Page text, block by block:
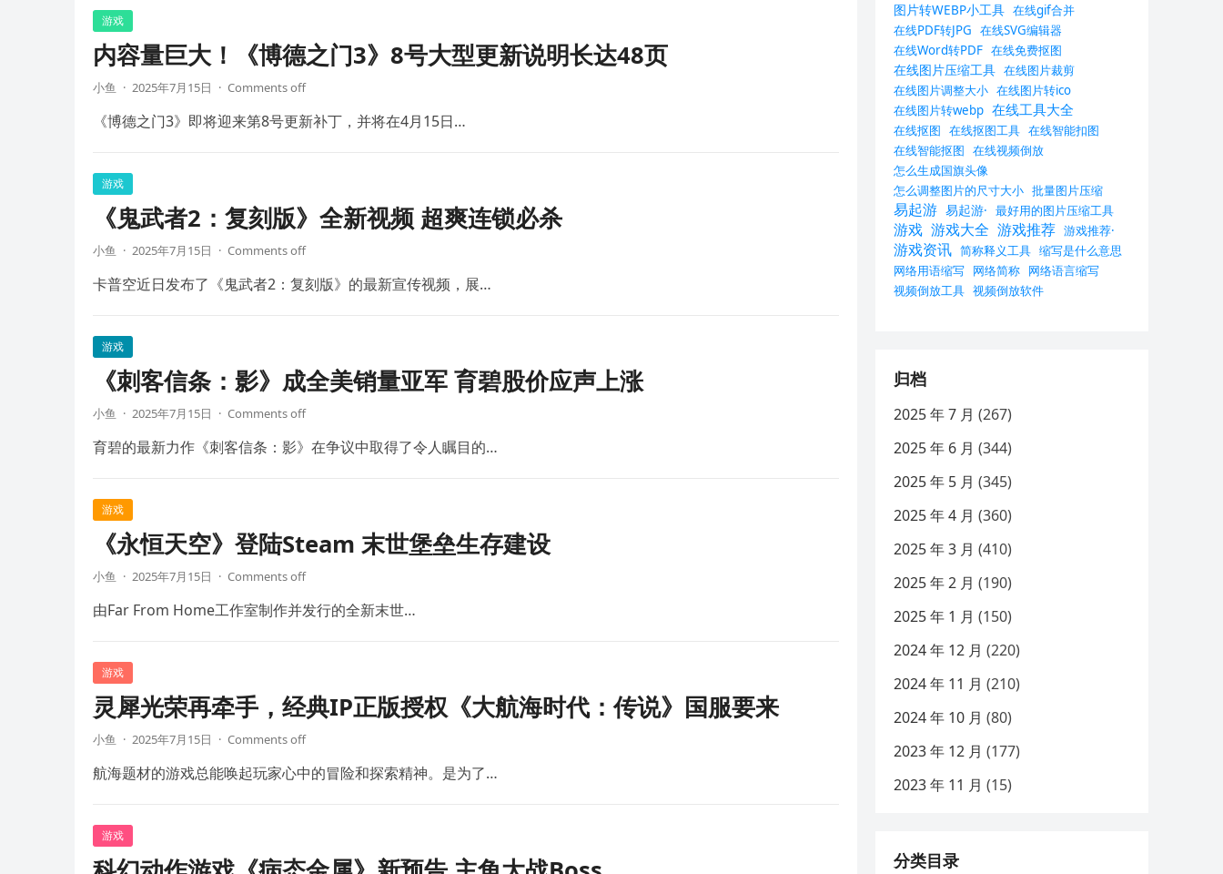
游戏
内容量巨大！《博德之门3》8号大型更新说明长达48页
小鱼 · 2025年7月15日 · Comments off
《博德之门3》即将迎来第8号更新补丁，并将在4月15日…
游戏
《鬼武者2：复刻版》全新视频 超爽连锁必杀
小鱼 · 2025年7月15日 · Comments off
卡普空近日发布了《鬼武者2：复刻版》的最新宣传视频，展…
游戏
《刺客信条：影》成全美销量亚军 育碧股价应声上涨
小鱼 · 2025年7月15日 · Comments off
育碧的最新力作《刺客信条：影》在争议中取得了令人瞩目的…
游戏
《永恒天空》登陆Steam 末世堡垒生存建设
小鱼 · 2025年7月15日 · Comments off
由Far From Home工作室制作并发行的全新末世…
游戏
灵犀光荣再牵手，经典IP正版授权《大航海时代：传说》国服要来
小鱼 · 2025年7月15日 · Comments off
航海题材的游戏总能唤起玩家心中的冒险和探索精神。是为了…
游戏
图片转WEBP小工具 在线gif合并
在线PDF转JPG 在线SVG编辑器
在线Word转PDF 在线免费抠图
在线图片压缩工具 在线图片裁剪
在线图片调整大小 在线图片转ico
在线图片转webp 在线工具大全
在线抠图 在线抠图工具 在线智能扣图
在线智能抠图 在线视频倒放
怎么生成国旗头像
怎么调整图片的尺寸大小 批量图片压缩
易起游 易起游· 最好用的图片压缩工具
游戏 游戏大全 游戏推荐 游戏推荐·
游戏资讯 简称释义工具 缩写是什么意思
网络用语缩写 网络简称 网络语言缩写
视频倒放工具 视频倒放软件
归档
2025 年 7 月 (267)
2025 年 6 月 (344)
2025 年 5 月 (345)
2025 年 4 月 (360)
2025 年 3 月 (410)
2025 年 2 月 (190)
2025 年 1 月 (150)
2024 年 12 月 (220)
2024 年 11 月 (210)
2024 年 10 月 (80)
2023 年 12 月 (177)
2023 年 11 月 (15)
分类目录